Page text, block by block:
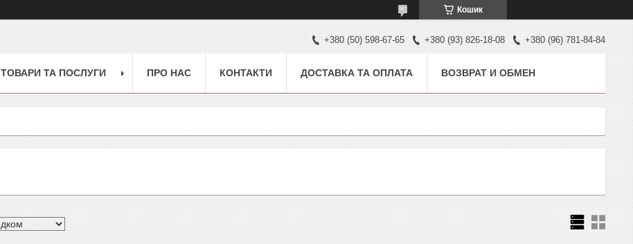
Кошик
+380 (50) 598-67-65 +380 (93) 826-18-08 +380 (96) 781-84-84
ТОВАРИ ТА ПОСЛУГИ ПРО НАС КОНТАКТИ ДОСТАВКА ТА ОПЛАТА ВОЗВРАТ И ОБМЕН